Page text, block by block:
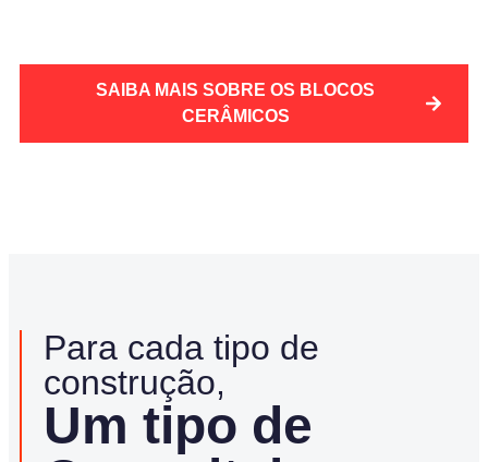
SAIBA MAIS SOBRE OS BLOCOS
CERÂMICOS
Para cada tipo de
construção,
Um tipo de